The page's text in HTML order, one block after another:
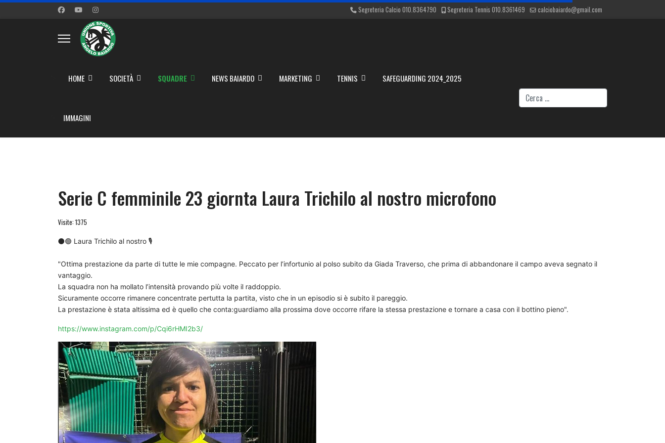
Segreteria Calcio 010.8364790 Segreteria Tennis 010.8361469 calciobaiardo@gmail.com
HOME SOCIETÀ SQUADRE NEWS BAIARDO MARKETING TENNIS SAFEGUARDING 2024_2025
IMMAGINI
Cerca
Serie C femminile 23 giornta Laura Trichilo al nostro microfono
Visite: 1375
⚫🟢 Laura Trichilo al nostro 🎙
"Ottima prestazione da parte di tutte le mie compagne. Peccato per l’infortunio al polso subito da Giada Traverso, che prima di abbandonare il campo aveva segnato il
vantaggio.
La squadra non ha mollato l’intensità provando più volte il raddoppio.
Sicuramente occorre rimanere concentrate pertutta la partita, visto che in un episodio si è subito il pareggio.
La prestazione è stata altissima ed è quello che conta:guardiamo alla prossima dove occorre rifare la stessa prestazione e tornare a casa con il bottino pieno".
https://www.instagram.com/p/Cqi6rHMI2b3/